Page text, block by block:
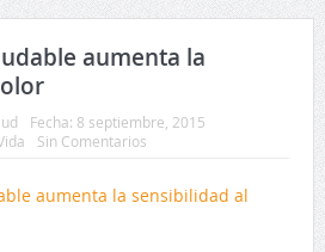
aumenta la
Fecha: 8 septiembre, 2015
Sin Comentarios